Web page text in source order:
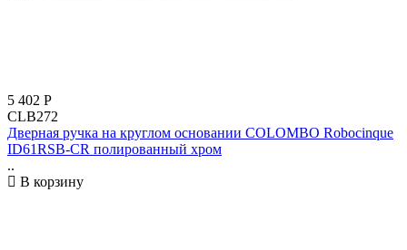
5 402 Р
CLB272
Дверная ручка на круглом основании COLOMBO Robocinque
ID61RSB-CR полированный хром
..
В корзину